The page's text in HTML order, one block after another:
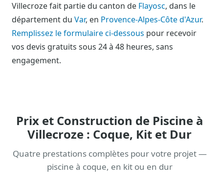
Villecroze fait partie du canton de Flayosc, dans le
département du Var, en Provence-Alpes-Côte d'Azur.
Remplissez le formulaire ci-dessous pour recevoir
vos devis gratuits sous 24 à 48 heures, sans
engagement.
Prix et Construction de Piscine à
Villecroze : Coque, Kit et Dur
Quatre prestations complètes pour votre projet —
piscine à coque, en kit ou en dur